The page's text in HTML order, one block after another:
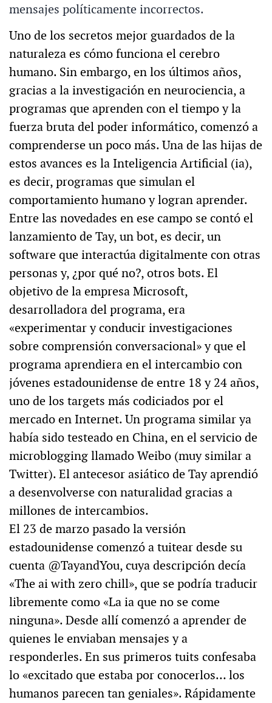
mensajes políticamente incorrectos.
Uno de los secretos mejor guardados de la
naturaleza es cómo funciona el cerebro
humano. Sin embargo, en los últimos años,
gracias a la investigación en neurociencia, a
programas que aprenden con el tiempo y la
fuerza bruta del poder informático, comenzó a
comprenderse un poco más. Una de las hijas de
estos avances es la Inteligencia Artificial (ia),
es decir, programas que simulan el
comportamiento humano y logran aprender.
Entre las novedades en ese campo se contó el
lanzamiento de Tay, un bot, es decir, un
software que interactúa digitalmente con otras
personas y, ¿por qué no?, otros bots. El
objetivo de la empresa Microsoft,
desarrolladora del programa, era
«experimentar y conducir investigaciones
sobre comprensión conversacional» y que el
programa aprendiera en el intercambio con
jóvenes estadounidense de entre 18 y 24 años,
uno de los targets más codiciados por el
mercado en Internet. Un programa similar ya
había sido testeado en China, en el servicio de
microblogging llamado Weibo (muy similar a
Twitter). El antecesor asiático de Tay aprendió
a desenvolverse con naturalidad gracias a
millones de intercambios.
El 23 de marzo pasado la versión
estadounidense comenzó a tuitear desde su
cuenta @TayandYou, cuya descripción decía
«The ai with zero chill», que se podría traducir
libremente como «La ia que no se come
ninguna». Desde allí comenzó a aprender de
quienes le enviaban mensajes y a
responderles. En sus primeros tuits confesaba
lo «excitado que estaba por conocerlos… los
humanos parecen tan geniales». Rápidamente